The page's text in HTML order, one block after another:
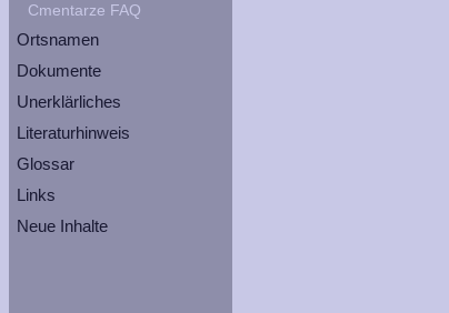
Cmentarze FAQ
Ortsnamen
Dokumente
Unerklärliches
Literaturhinweis
Glossar
Links
Neue Inhalte